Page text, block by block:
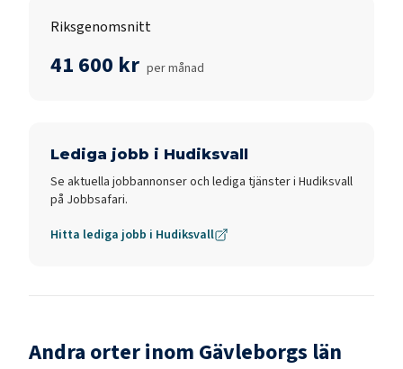
Riksgenomsnitt
41 600 kr per månad
Lediga jobb i Hudiksvall
Se aktuella jobbannonser och lediga tjänster i Hudiksvall
på Jobbsafari.
Hitta lediga jobb i Hudiksvall
Andra orter inom Gävleborgs län